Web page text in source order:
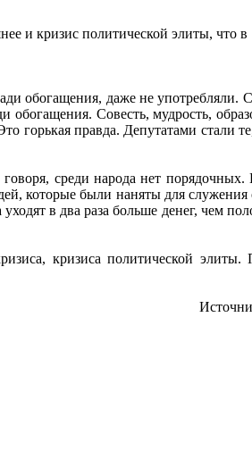
и кризис политической элиты, что в
обогащения, даже не употребляли.
обогащения. Совесть, мудрость,
горькая правда. Депутатами
среди народа нет
которые были наняты для
в два раза больше денег, чем
кризиса политической